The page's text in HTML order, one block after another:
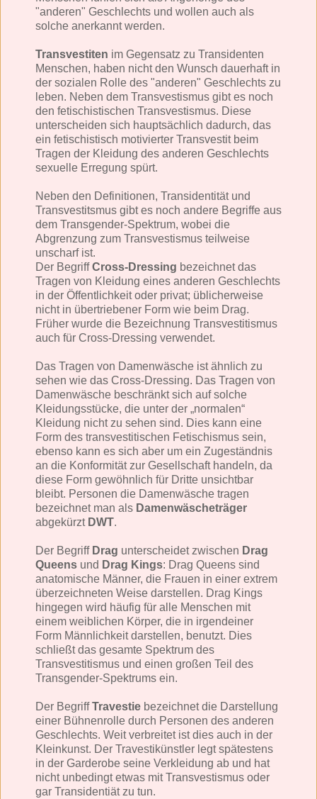
"anderen" Geschlechts und wollen auch als
solche anerkannt werden.
Transvestiten im Gegensatz zu Transidenten
Menschen, haben nicht den Wunsch dauerhaft in
der sozialen Rolle des "anderen" Geschlechts zu
leben. Neben dem Transvestismus gibt es noch
den fetischistischen Transvestismus. Diese
unterscheiden sich hauptsächlich dadurch, das
ein fetischistisch motivierter Transvestit beim
Tragen der Kleidung des anderen Geschlechts
sexuelle Erregung spürt.
Neben den Definitionen, Transidentität und
Transvestitsmus gibt es noch andere Begriffe aus
dem Transgender-Spektrum, wobei die
Abgrenzung zum Transvestismus teilweise
unscharf ist.
Der BegriffCross-Dressing bezeichnet das
Tragen von Kleidung eines anderen Geschlechts
in der Öffentlichkeit oder privat; üblicherweise
nicht in übertriebener Form wie beim Drag.
Früher wurde die Bezeichnung Transvestitismus
auch für Cross-Dressing verwendet.
Das Tragen von Damenwäsche ist ähnlich zu
sehen wie das Cross-Dressing. Das Tragen von
Damenwäsche beschränkt sich auf solche
Kleidungsstücke, die unter der „normalen“
Kleidung nicht zu sehen sind. Dies kann eine
Form des transvestitischen Fetischismus sein,
ebenso kann es sich aber um ein Zugeständnis
an die Konformität zur Gesellschaft handeln, da
diese Form gewöhnlich für Dritte unsichtbar
bleibt. Personen die Damenwäsche tragen
bezeichnet man als Damenwäscheträger
abgekürzt DWT.
Der Begriff Drag unterscheidet zwischen Drag
Queens und Drag Kings: Drag Queens sind
anatomische Männer, die Frauen in einer extrem
überzeichneten Weise darstellen. Drag Kings
hingegen wird häufig für alle Menschen mit
einem weiblichen Körper, die in irgendeiner
Form Männlichkeit darstellen, benutzt. Dies
schließt das gesamte Spektrum des
Transvestitismus und einen großen Teil des
Transgender-Spektrums ein.
Der BegriffTravestie bezeichnet die Darstellung
einer Bühnenrolle durch Personen des anderen
Geschlechts. Weit verbreitet ist dies auch in der
Kleinkunst. Der Travestikünstler legt spätestens
in der Garderobe seine Verkleidung ab und hat
nicht unbedingt etwas mit Transvestismus oder
gar Transidentiät zu tun.